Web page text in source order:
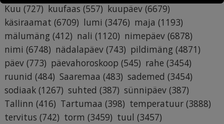
Kuu (727) kuufaas (557) kuupäev (6679)
käsiraamat (6709) lumi (3476) maja (1193)
mälumäng (412) nali (1120) nimepäev (6878)
nimi (6748) nädalapäev (743) pildimäng (4871)
päev (773) päevahoroskoop (545) rahe (3454)
ruunid (484) Saaremaa (483) sademed (3454)
sodiaak (1267) suhted (387) sünnipäev (387)
Tallinn (416) Tartumaa (398) temperatuur (3888)
tervitus (742) torm (3459) tuul (3457)